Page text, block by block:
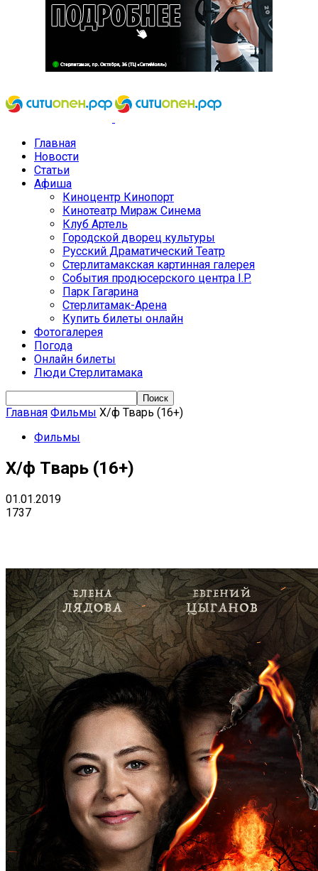
Главная
Новости
Статьи
Афиша
Киноцентр Кинопорт
Кинотеатр Мираж Синема
Клуб Артель
Городской дворец культуры
Русский Драматический Театр
Стерлитамакская картинная галерея
События продюсерского центра I.P.
Парк Гагарина
Стерлитамак-Арена
Купить билеты онлайн
Фотогалерея
Погода
Онлайн билеты
Люди Стерлитамака
Главная Фильмы Х/ф Тварь (16+)
Фильмы
Х/ф Тварь (16+)
01.01.2019
1737